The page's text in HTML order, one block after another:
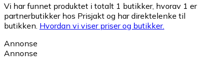
Vi har funnet produktet i totalt 1 butikker, hvorav 1 er
partnerbutikker hos Prisjakt og har direktelenke til
butikken. Hvordan vi viser priser og butikker.
Annonse
Annonse